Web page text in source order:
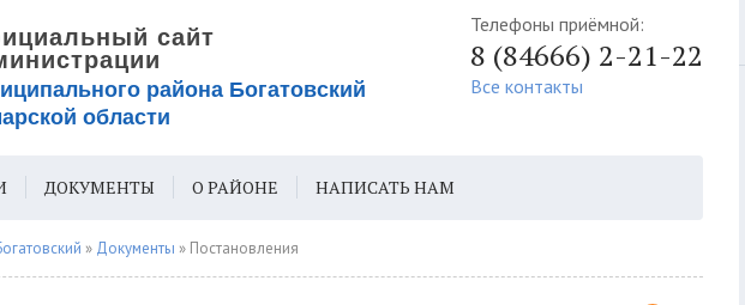
Телефоны приёмной:
8 (84666) 2-21-22
Все контакты
ДОКУМЕНТЫ О РАЙОНЕ НАПИСАТЬ НАМ
ДЛЯ СЛАБОВИДЯЩИХ
» Документы » Постановления